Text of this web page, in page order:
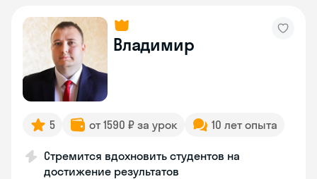
Владимир
5 от 1590 ₽ за урок 10 лет опыта
Стремится вдохновить студентов на
достижение результатов